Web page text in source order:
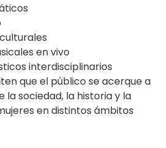
en vivo
interdisciplinarios
que el público se acerque a
la sociedad, la historia y la
en distintos ámbitos